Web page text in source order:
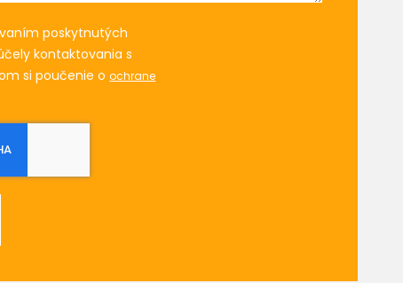
poskytnutých
kontaktovania s
si poučenie oochrane